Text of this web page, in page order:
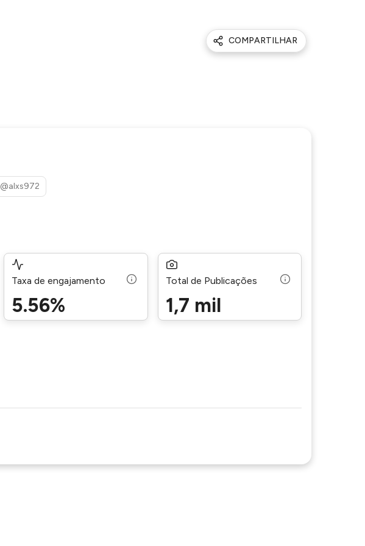
COMPARTILHAR
@alxs972
Taxa de engajamento
5.56%
Total de Publicações
1,7 mil